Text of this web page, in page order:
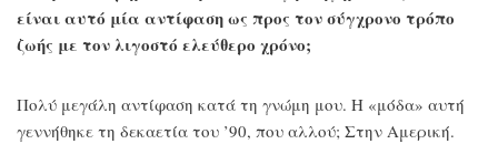
είναι αυτό μία αντίφαση ως προς τον σύγχρονο τρόπο
ζωής με τον λιγοστό ελεύθερο χρόνο;
Πολύ μεγάλη αντίφαση κατά τη γνώμη μου. Η «μόδα» αυτή
γεννήθηκε τη δεκαετία του ’90, που αλλού; Στην Αμερική.